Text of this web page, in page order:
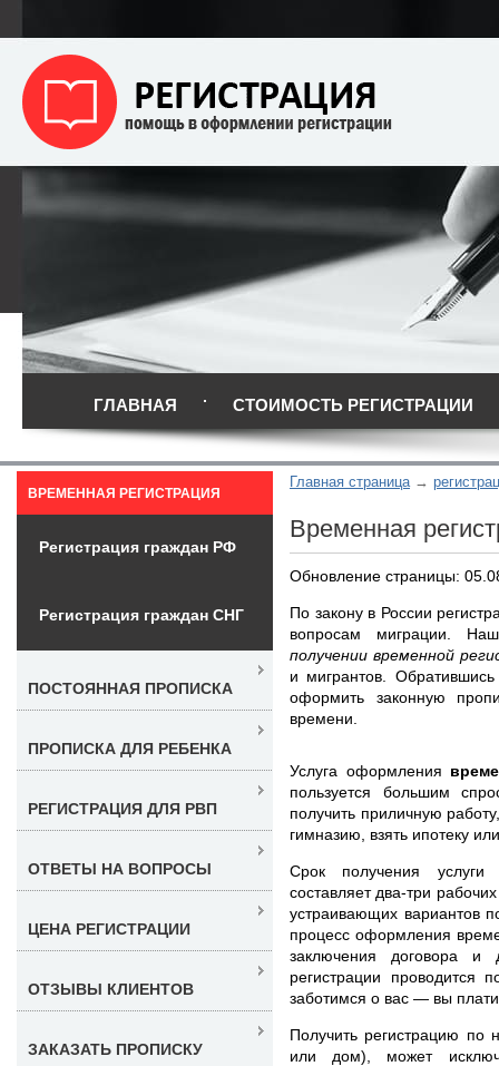
ГЛАВНАЯ СТОИМОСТЬ РЕГИСТРАЦИИ
Главная страница
Временная
Обновление страницы:
По закону в России
вопросам миграции.
получении временной
и мигрантов.
оформить законную
времени.
Услуга оформления
пользуется большим
получить приличную
гимназию, взять ипотеку
Срок получения
составляет два-три
устраивающих вариантов
процесс оформления
заключения договора и
регистрации проводится
заботимся о вас — вы
Получить регистрацию по
или дом), может
ВРЕМЕННАЯ РЕГИСТРАЦИЯ
Регистрация граждан РФ
Регистрация граждан СНГ
ПОСТОЯННАЯ ПРОПИСКА
ПРОПИСКА ДЛЯ РЕБЕНКА
РЕГИСТРАЦИЯ ДЛЯ РВП
ОТВЕТЫ НА ВОПРОСЫ
ЦЕНА РЕГИСТРАЦИИ
ОТЗЫВЫ КЛИЕНТОВ
ЗАКАЗАТЬ ПРОПИСКУ